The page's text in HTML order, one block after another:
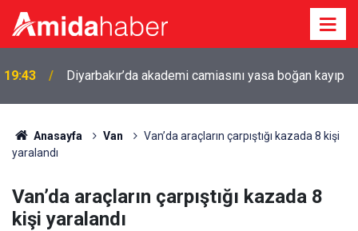
19:43 Diyarbakır’da akademi camiasını yasa boğan kayıp
Anasayfa Van
Van’da araçların çarpıştığı kazada 8 kişi
yaralandı
Van’da araçların çarpıştığı kazada 8
kişi yaralandı